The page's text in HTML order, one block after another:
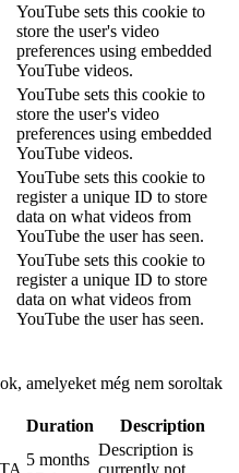
YouTube sets this cookie to
store the user's video
preferences using embedded
YouTube videos.
YouTube sets this cookie to
store the user's video
preferences using embedded
YouTube videos.
YouTube sets this cookie to
register a unique ID to store
data on what videos from
YouTube the user has seen.
YouTube sets this cookie to
register a unique ID to store
data on what videos from
YouTube the user has seen.
amelyeket még nem soroltak
Duration Description
5 months
Description is
currently not